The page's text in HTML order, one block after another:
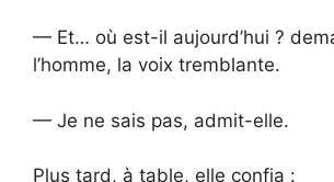
— Et… où est-il aujourd’hui ?
l’homme, la voix tremblante.
— Je ne sais pas, admit-elle.
Plus tard, à table, elle confia :